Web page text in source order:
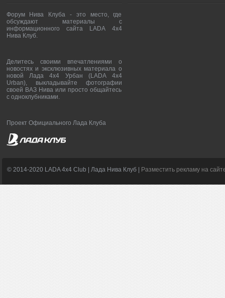
Форум Нива Клуба - это место, где
обсуждают материалы с
информационного сайта LADA 4x4
Нива Клуб.
Делитесь своими впечатлениями о
новостях и эксклюзивных материала о
новой Лада 4х4 Урбан (LADA 4x4
Urban), выкладывайте фотографии
своей ВАЗ Нива или просто общайтесь
с одноклубниками.
Проект Официального Лада Клуба
© 2014-2020 LADA 4x4 Club | Лада Нива Клуб | Разместить рекламу на